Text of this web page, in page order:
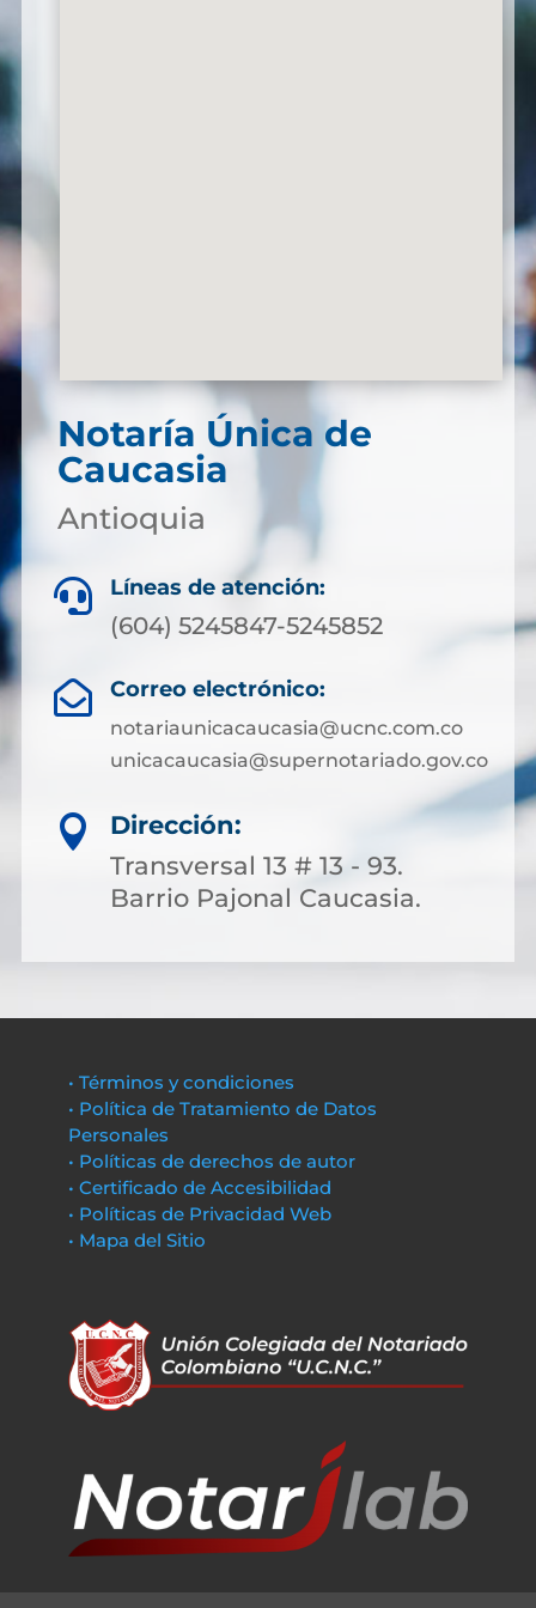
Notaría Única de
Caucasia
Antioquia
 Líneas de atención:
(604) 5245847-5245852
 Correo electrónico:
notariaunicacaucasia@ucnc.com.co
unicacaucasia@supernotariado.gov.co

Dirección:
Transversal 13 # 13 - 93.
Barrio Pajonal Caucasia.
• Términos y condiciones
• Política de Tratamiento de Datos
Personales
• Políticas de derechos de autor
• Certificado de Accesibilidad
• Políticas de Privacidad Web
• Mapa del Sitio